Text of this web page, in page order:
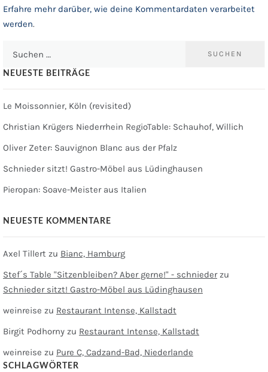
Erfahre mehr darüber, wie deine Kommentardaten verarbeitet
werden.
NEUESTE BEITRÄGE
Le Moissonnier, Köln (revisited)
Christian Krügers Niederrhein RegioTable: Schauhof, Willich
Oliver Zeter: Sauvignon Blanc aus der Pfalz
Schnieder sitzt! Gastro-Möbel aus Lüdinghausen
Pieropan: Soave-Meister aus Italien
NEUESTE KOMMENTARE
Axel Tillert zu Bianc, Hamburg
Stef´s Table "Sitzenbleiben? Aber gerne!" - schniederzu
Schnieder sitzt! Gastro-Möbel aus Lüdinghausen
weinreise zu Restaurant Intense, Kallstadt
Birgit Podhorny zu Restaurant Intense, Kallstadt
weinreise zu Pure C, Cadzand-Bad, Niederlande
SCHLAGWÖRTER